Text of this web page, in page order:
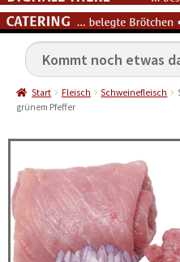
Start Fleisch Schweinefleisch
grünem Pfeffer